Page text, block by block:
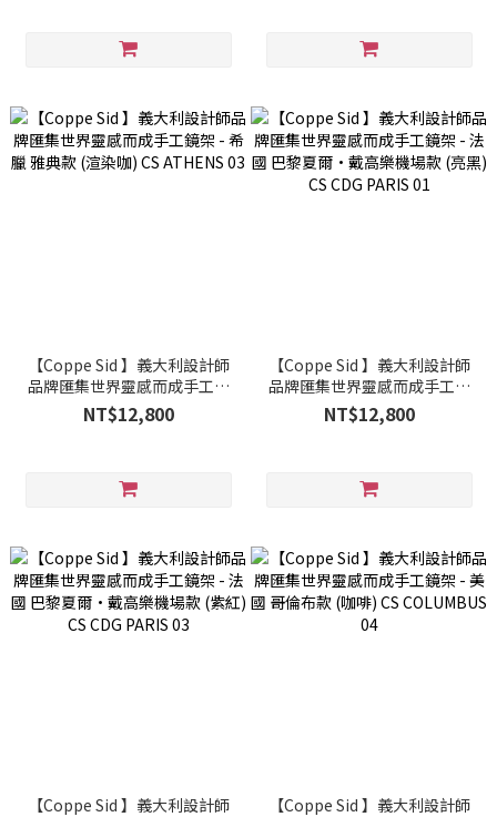
【Coppe Sid 】義大利設計師
品牌匯集世界靈感而成手工鏡
架 - 希臘 雅典款 (渲染咖) CS
ATHENS 03
NT$12,800
【Coppe Sid 】義大利設計師
品牌匯集世界靈感而成手工鏡
架 - 法國 巴黎夏爾·戴高樂機
場款 (亮黑) CS CDG PARIS 01
NT$12,800
【Coppe Sid 】義大利設計師
【Coppe Sid 】義大利設計師